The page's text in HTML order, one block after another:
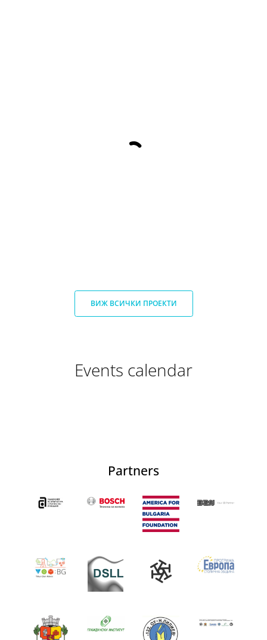
ВИЖ ВСИЧКИ ПРОЕКТИ
Events calendar
Partners